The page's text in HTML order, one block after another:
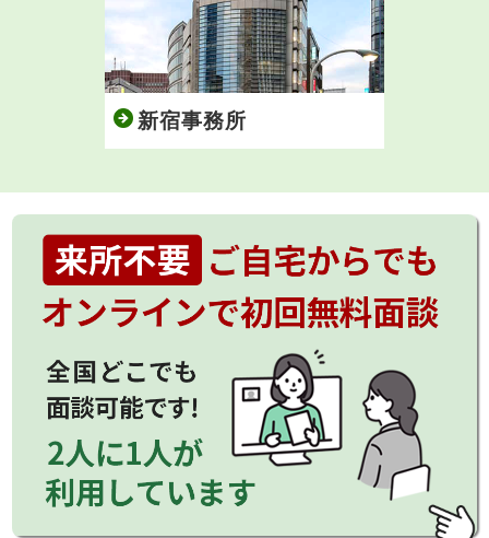
新宿事務所